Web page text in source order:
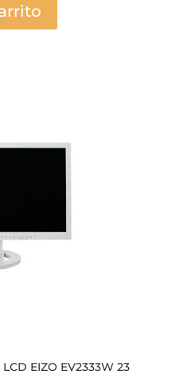
EIZO EV2333W 23